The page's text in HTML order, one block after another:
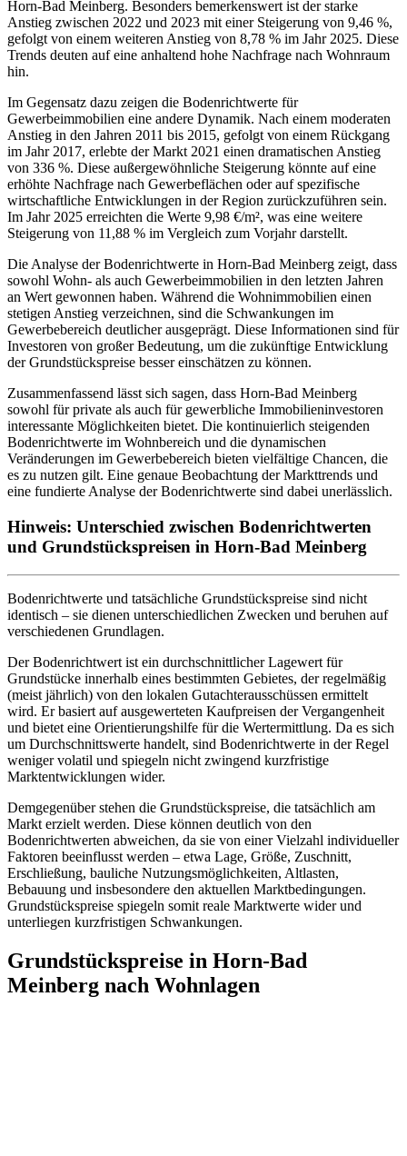
Horn-Bad Meinberg. Besonders bemerkenswert ist der starke
Anstieg zwischen 2022 und 2023 mit einer Steigerung von 9,46 %,
gefolgt von einem weiteren Anstieg von 8,78 % im Jahr 2025. Diese
Trends deuten auf eine anhaltend hohe Nachfrage nach Wohnraum
hin.
Im Gegensatz dazu zeigen die Bodenrichtwerte für
Gewerbeimmobilien eine andere Dynamik. Nach einem moderaten
Anstieg in den Jahren 2011 bis 2015, gefolgt von einem Rückgang
im Jahr 2017, erlebte der Markt 2021 einen dramatischen Anstieg
von 336 %. Diese außergewöhnliche Steigerung könnte auf eine
erhöhte Nachfrage nach Gewerbeflächen oder auf spezifische
wirtschaftliche Entwicklungen in der Region zurückzuführen sein.
Im Jahr 2025 erreichten die Werte 9,98 €/m², was eine weitere
Steigerung von 11,88 % im Vergleich zum Vorjahr darstellt.
Die Analyse der Bodenrichtwerte in Horn-Bad Meinberg zeigt, dass
sowohl Wohn- als auch Gewerbeimmobilien in den letzten Jahren
an Wert gewonnen haben. Während die Wohnimmobilien einen
stetigen Anstieg verzeichnen, sind die Schwankungen im
Gewerbebereich deutlicher ausgeprägt. Diese Informationen sind für
Investoren von großer Bedeutung, um die zukünftige Entwicklung
der Grundstückspreise besser einschätzen zu können.
Zusammenfassend lässt sich sagen, dass Horn-Bad Meinberg
sowohl für private als auch für gewerbliche Immobilieninvestoren
interessante Möglichkeiten bietet. Die kontinuierlich steigenden
Bodenrichtwerte im Wohnbereich und die dynamischen
Veränderungen im Gewerbebereich bieten vielfältige Chancen, die
es zu nutzen gilt. Eine genaue Beobachtung der Markttrends und
eine fundierte Analyse der Bodenrichtwerte sind dabei unerlässlich.
Hinweis: Unterschied zwischen Bodenrichtwerten
und Grundstückspreisen in Horn-Bad Meinberg
Bodenrichtwerte und tatsächliche Grundstückspreise sind nicht
identisch – sie dienen unterschiedlichen Zwecken und beruhen auf
verschiedenen Grundlagen.
Der Bodenrichtwert ist ein durchschnittlicher Lagewert für
Grundstücke innerhalb eines bestimmten Gebietes, der regelmäßig
(meist jährlich) von den lokalen Gutachterausschüssen ermittelt
wird. Er basiert auf ausgewerteten Kaufpreisen der Vergangenheit
und bietet eine Orientierungshilfe für die Wertermittlung. Da es sich
um Durchschnittswerte handelt, sind Bodenrichtwerte in der Regel
weniger volatil und spiegeln nicht zwingend kurzfristige
Marktentwicklungen wider.
Demgegenüber stehen die Grundstückspreise, die tatsächlich am
Markt erzielt werden. Diese können deutlich von den
Bodenrichtwerten abweichen, da sie von einer Vielzahl individueller
Faktoren beeinflusst werden – etwa Lage, Größe, Zuschnitt,
Erschließung, bauliche Nutzungsmöglichkeiten, Altlasten,
Bebauung und insbesondere den aktuellen Marktbedingungen.
Grundstückspreise spiegeln somit reale Marktwerte wider und
unterliegen kurzfristigen Schwankungen.
Grundstückspreise in Horn-Bad
Meinberg nach Wohnlagen